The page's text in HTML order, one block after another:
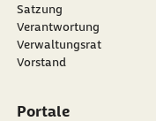
Satzung
Verantwortung
Verwaltungsrat
Vorstand
Portale